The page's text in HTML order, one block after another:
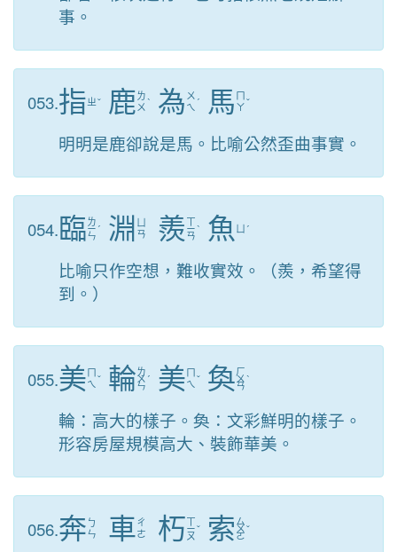
事。
053.指ㄓˇ 鹿ㄌ
ㄨ ˋ 為 ㄨ
ㄟ ˊ 馬 ㄇ
ㄚˇ
明明是鹿卻說是馬。比喻公然歪曲事實。
054.臨ㄌ
ㄧ
ㄣ
ˊ 淵 ㄢ
羨 ㄒ
ㄧ
ㄢ
ˋ 魚 ˊ
比喻只作空想，難收實效。（羨，希望得
到。）
055.美 ㄇ
ㄟ ˇ 輪ㄌ
ㄨ
ㄣ
ˊ 美 ㄇ
ㄟ ˇ 奐ㄏ
ㄨ
ㄢ
ˋ
輪：高大的樣子。奐：文彩鮮明的樣子。
形容房屋規模高大、裝飾華美。
056.奔 ㄅ
ㄣ
車ㄔ
ㄜ
朽ㄒ
ㄧ
ㄡ
ˇ 索 ㄙ
ㄨ
ㄛ
ˇ